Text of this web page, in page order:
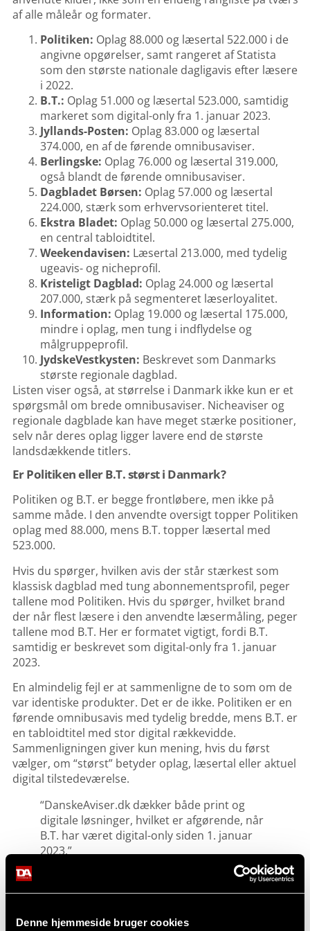
Denne hjemmeside bruger cookies
af alle måleår og formater.
Politiken: Oplag 88.000 og læsertal 522.000 i de
angivne opgørelser, samt rangeret af Statista
som den største nationale dagligavis efter læsere
i 2022.
B.T.: Oplag 51.000 og læsertal 523.000, samtidig
markeret som digital-only fra 1. januar 2023.
Jyllands-Posten: Oplag 83.000 og læsertal
374.000, en af de førende omnibusaviser.
Berlingske: Oplag 76.000 og læsertal 319.000,
også blandt de førende omnibusaviser.
Dagbladet Børsen: Oplag 57.000 og læsertal
224.000, stærk som erhvervsorienteret titel.
Ekstra Bladet: Oplag 50.000 og læsertal 275.000,
en central tabloidtitel.
Weekendavisen: Læsertal 213.000, med tydelig
ugeavis- og nicheprofil.
Kristeligt Dagblad: Oplag 24.000 og læsertal
207.000, stærk på segmenteret læserloyalitet.
Information: Oplag 19.000 og læsertal 175.000,
mindre i oplag, men tung i indflydelse og
målgruppeprofil.
JydskeVestkysten: Beskrevet som Danmarks
største regionale dagblad.
Listen viser også, at størrelse i Danmark ikke kun er et
spørgsmål om brede omnibusaviser. Nicheaviser og
regionale dagblade kan have meget stærke positioner,
selv når deres oplag ligger lavere end de største
landsdækkende titlers.
Er Politiken eller B.T. størst i Danmark?
Politiken og B.T. er begge frontløbere, men ikke på
samme måde. I den anvendte oversigt topper Politiken
oplag med 88.000, mens B.T. topper læsertal med
523.000.
Hvis du spørger, hvilken avis der står stærkest som
klassisk dagblad med tung abonnementsprofil, peger
tallene mod Politiken. Hvis du spørger, hvilket brand
der når flest læsere i den anvendte læsermåling, peger
tallene mod B.T. Her er formatet vigtigt, fordi B.T.
samtidig er beskrevet som digital-only fra 1. januar
2023.
En almindelig fejl er at sammenligne de to som om de
var identiske produkter. Det er de ikke. Politiken er en
førende omnibusavis med tydelig bredde, mens B.T. er
en tabloidtitel med stor digital rækkevidde.
Sammenligningen giver kun mening, hvis du først
vælger, om “størst” betyder oplag, læsertal eller aktuel
digital tilstedeværelse.
“DanskeAviser.dk dækker både print og
digitale løsninger, hvilket er afgørende, når
B.T. har været digital-only siden 1. januar
2023.”
Hvordan vælger du den rigtige store avis til dit